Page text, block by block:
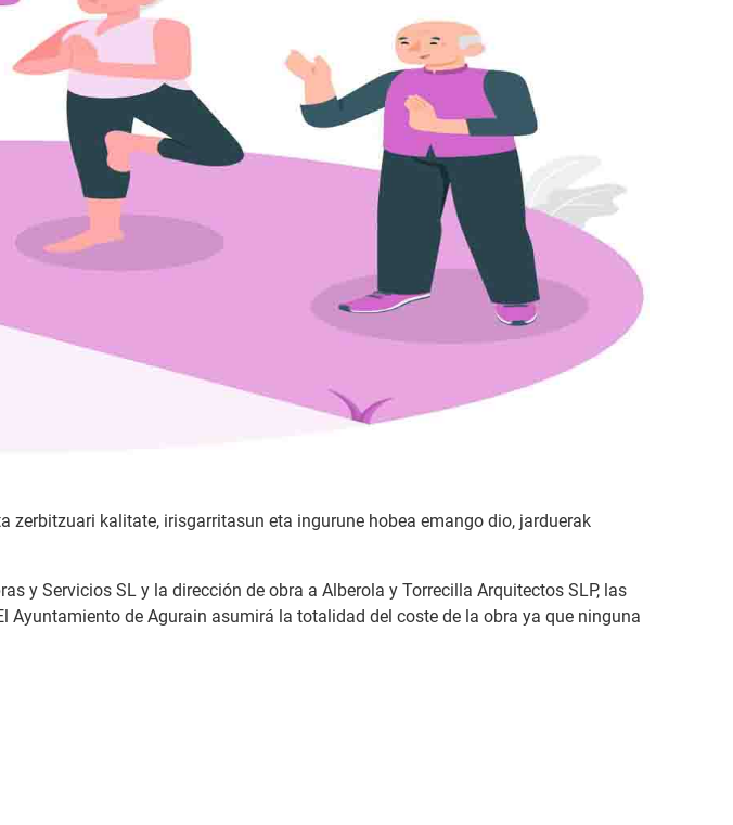
zerbitzuari kalitate, irisgarritasun eta ingurune hobea emango dio, jarduerak
y Servicios SL y la dirección de obra a Alberola y Torrecilla Arquitectos SLP, las
de Agurain asumirá la totalidad del coste de la obra ya que ninguna